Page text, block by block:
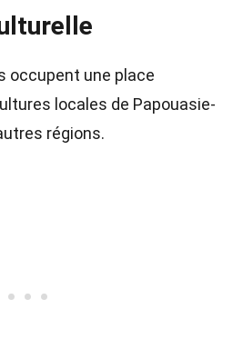
occupent une place
locales de Papouasie-
régions.